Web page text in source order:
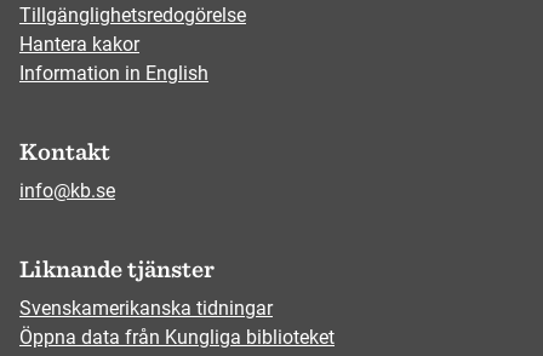
Tillgänglighetsredogörelse
Hantera kakor
Information in English
Kontakt
info@kb.se
Liknande tjänster
Svenskamerikanska tidningar
Öppna data från Kungliga biblioteket